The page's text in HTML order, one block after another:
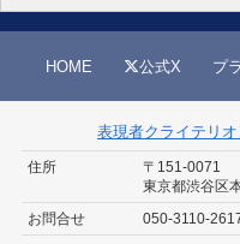
HOME 公式X プ
表現者クライテリオ
住所
〒151-0071
東京都渋谷区
お問合せ
050-3110-